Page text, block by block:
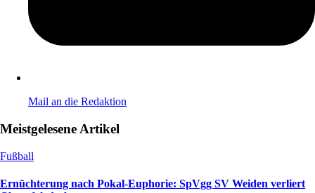
Mail an die Redaktion
Meistgelesene Artikel
Fußball
Ernüchterung nach Pokal-Euphorie: SpVgg SV Weiden verliert